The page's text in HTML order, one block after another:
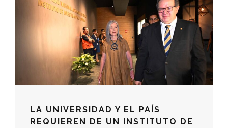
LA UNIVERSIDAD Y EL PAÍS
REQUIEREN DE UN INSTITUTO DE